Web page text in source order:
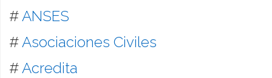
#ANSES
#Asociaciones Civiles
#Acredita